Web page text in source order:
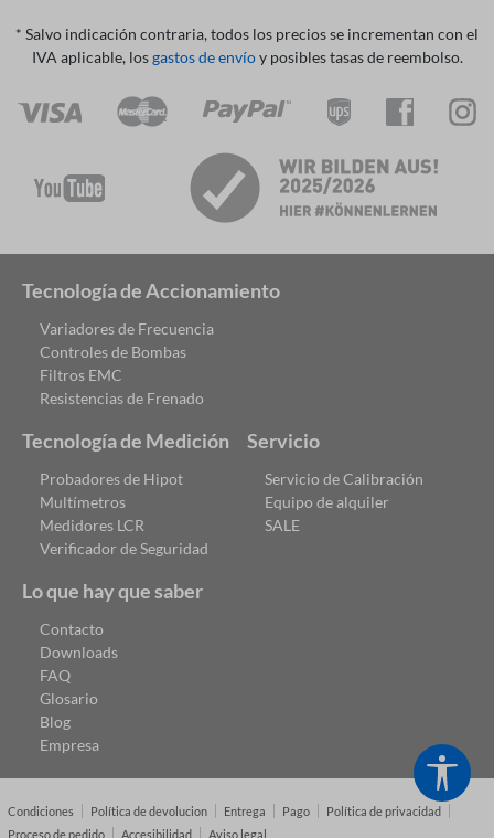
* Salvo indicación contraria, todos los precios se incrementan con el
IVA aplicable, losgastos de envíoy posibles tasas de reembolso.
Tecnología de Accionamiento
Variadores de Frecuencia
Controles de Bombas
Filtros EMC
Resistencias de Frenado
Tecnología de Medición
Probadores de Hipot
Multímetros
Medidores LCR
Verificador de Seguridad
Servicio
Servicio de Calibración
Equipo de alquiler
SALE
Lo que hay que saber
Contacto
Downloads
FAQ
Glosario
Blog
Empresa
Condiciones Política de devolucion Entrega Pago
Política de privacidad
Proceso de pedido
Accesibilidad Aviso legal